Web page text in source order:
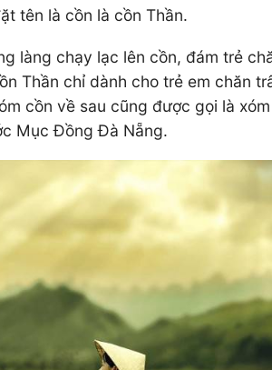
tên là cồn là cồn Thần.
làng chạy lạc lên cồn, đám trẻ
Thần chỉ dành cho trẻ em chăn
cồn về sau cũng được gọi là
Mục Đồng Đà Nẵng.